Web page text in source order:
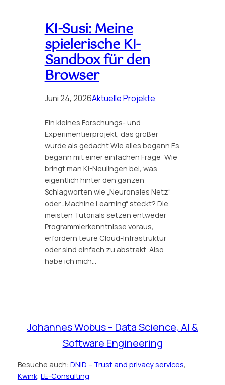
KI-Susi: Meine
spielerische KI-
Sandbox für den
Browser
Juni 24, 2026Aktuelle Projekte
Ein kleines Forschungs- und
Experimentierprojekt, das größer
wurde als gedacht Wie alles begann Es
begann mit einer einfachen Frage: Wie
bringt man KI-Neulingen bei, was
eigentlich hinter den ganzen
Schlagworten wie „Neuronales Netz“
oder „Machine Learning“ steckt? Die
meisten Tutorials setzen entweder
Programmierkenntnisse voraus,
erfordern teure Cloud-Infrastruktur
oder sind einfach zu abstrakt. Also
habe ich mich…
Johannes Wobus – Data Science, AI &
Software Engineering
Besuche auch: DNID – Trust and privacy services,
Kwink, LE-Consulting